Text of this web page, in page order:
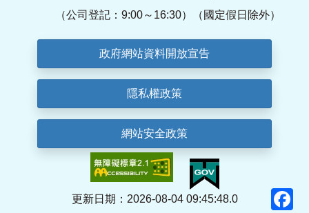
（公司登記：9:00～16:30）（國定假日除外）
政府網站資料開放宣告
隱私權政策
網站安全政策
更新日期：2026-08-04 09:45:48.0